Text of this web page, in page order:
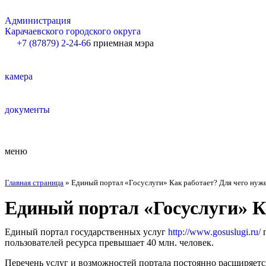
Администрация
Карачаевского городского округа
+7 (87879) 2-24-66 приемная мэра
камера
документы
меню
Главная страница » Единый портал «Госуслуги» Как работает? Для чего
Единый портал «Госуслуги»
Единый портал государственных услуг http://www.gosuslugi.ru/
пользователей ресурса превышает 40 млн. человек.
Перечень услуг и возможностей портала постоянно